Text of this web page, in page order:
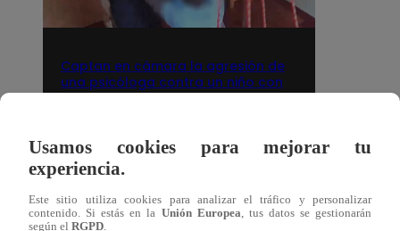
Captan en cámara la agresión de
una psicóloga contra un niño con
autismo: madre denuncia
Lima 06 de agosto 2026
Usamos cookies para mejorar tu
experiencia.
Este sitio utiliza cookies para analizar el tráfico y personalizar
contenido. Si estás en la Unión Europea, tus datos se gestionarán
según el RGPD.